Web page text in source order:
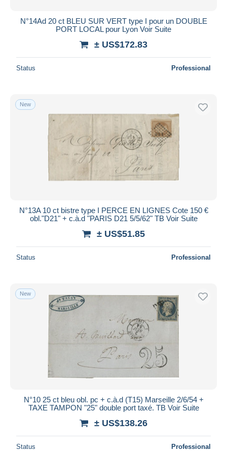
N°14Ad 20 ct BLEU SUR VERT type I pour un DOUBLE
PORT LOCAL pour Lyon Voir Suite
± US$172.83
Status Professional
New
N°13A 10 ct bistre type I PERCE EN LIGNES Cote 150 €
obl."D21" + c.à.d "PARIS D21 5/5/62" TB Voir Suite
± US$51.85
Status Professional
New
N°10 25 ct bleu obl. pc + c.à.d (T15) Marseille 2/6/54 +
TAXE TAMPON "25" double port taxé. TB Voir Suite
± US$138.26
Status Professional